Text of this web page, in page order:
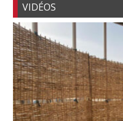
VIDÉOS